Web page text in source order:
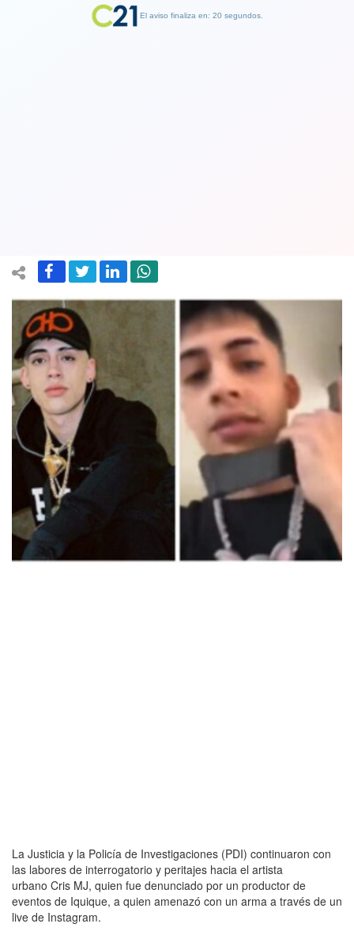
La Justicia y la Policía de Investigaciones (PDI) continuaron con
las labores de interrogatorio y peritajes hacia el artista
urbano Cris MJ, quien fue denunciado por un productor de
eventos de Iquique, a quien amenazó con un arma a través de un
live de Instagram.
El aviso finaliza en: 19 segundos.